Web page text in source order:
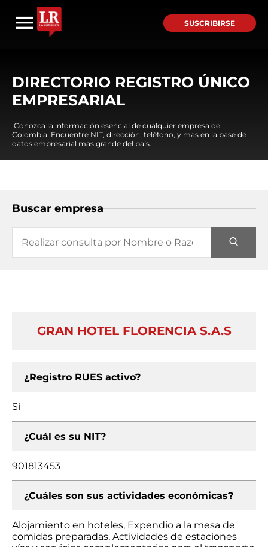
SUSCRIBIRSE
DIRECTORIO REGISTRO ÚNICO
EMPRESARIAL
¡Conozca la información esencial de cualquier empresa de
Colombia! Encuentre NIT, dirección, teléfono, y mas en la base de
datos empresarial mas grande del país.
Buscar empresa
GRAN HOTEL FLORENCIA S.A.S
¿Registro RUES activo?
Si
¿Cuál es su NIT?
901813453
¿Cuáles son sus actividades económicas?
Alojamiento en hoteles, Expendio a la mesa de
comidas preparadas, Actividades de estaciones